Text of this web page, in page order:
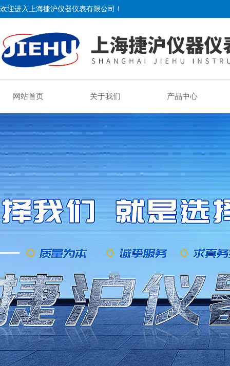
欢迎进入上海捷沪仪器仪表有限公司！
网站首页 关于我们 产品中心